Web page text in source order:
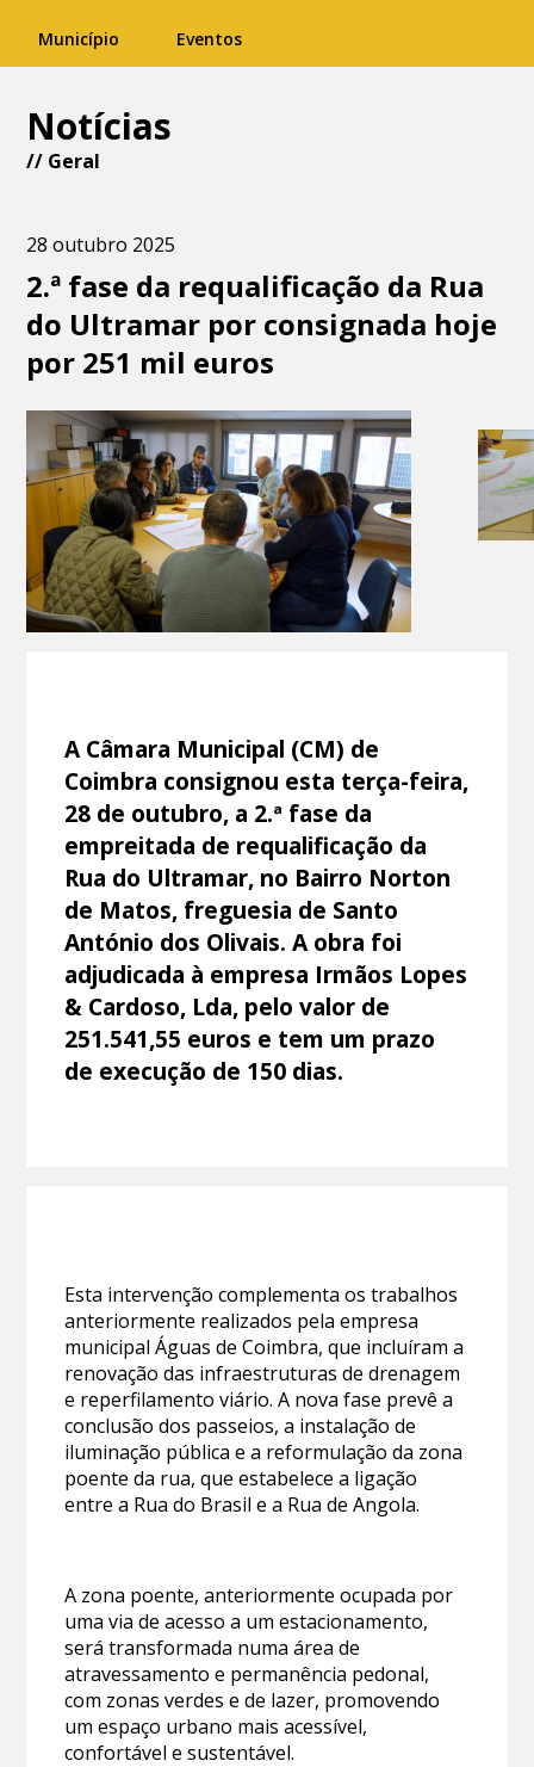
Município Eventos
Notícias
// Geral
28 outubro 2025
2.ª fase da requalificação da Rua
do Ultramar por consignada hoje
por 251 mil euros
A Câmara Municipal (CM) de
Coimbra consignou esta terça-feira,
28 de outubro, a 2.ª fase da
empreitada de requalificação da
Rua do Ultramar, no Bairro Norton
de Matos, freguesia de Santo
António dos Olivais. A obra foi
adjudicada à empresa Irmãos Lopes
& Cardoso, Lda, pelo valor de
251.541,55 euros e tem um prazo
de execução de 150 dias.
Esta intervenção complementa os trabalhos
anteriormente realizados pela empresa
municipal Águas de Coimbra, que incluíram a
renovação das infraestruturas de drenagem
e reperfilamento viário. A nova fase prevê a
conclusão dos passeios, a instalação de
iluminação pública e a reformulação da zona
poente da rua, que estabelece a ligação
entre a Rua do Brasil e a Rua de Angola.
A zona poente, anteriormente ocupada por
uma via de acesso a um estacionamento,
será transformada numa área de
atravessamento e permanência pedonal,
com zonas verdes e de lazer, promovendo
um espaço urbano mais acessível,
confortável e sustentável.